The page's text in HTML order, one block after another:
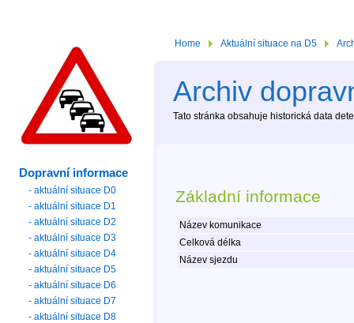
Home Aktuální situace na D5
Archiv
Tato stránka obsahuje historická data
Základní informace
Název komunikace
Celková délka
Název sjezdu
Dopravní informace
- aktuální situace D0
- aktuální situace D1
- aktuální situace D2
- aktuální situace D3
- aktuální situace D4
- aktuální situace D5
- aktuální situace D6
- aktuální situace D7
- aktuální situace D8